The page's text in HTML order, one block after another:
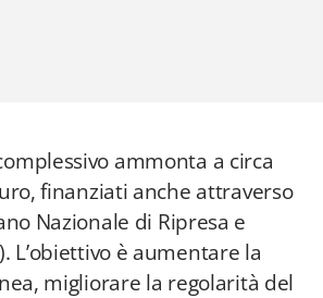
ammonta a circa
finanziati anche attraverso
Nazionale di Ripresa e
L’obiettivo è aumentare la
migliorare la regolarità del